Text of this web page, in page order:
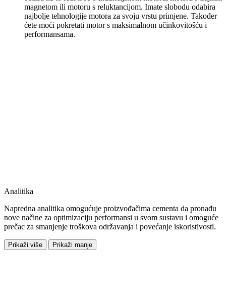
magnetom ili motoru s reluktancijom. Imate slobodu odabira
najbolje tehnologije motora za svoju vrstu primjene. Također
ćete moći pokretati motor s maksimalnom učinkovitošću i
performansama.
Analitika
Napredna analitika omogućuje proizvođačima cementa da pronađu
nove načine za optimizaciju performansi u svom sustavu i omoguće
prečac za smanjenje troškova održavanja i povećanje iskoristivosti.
Prikaži više Prikaži manje